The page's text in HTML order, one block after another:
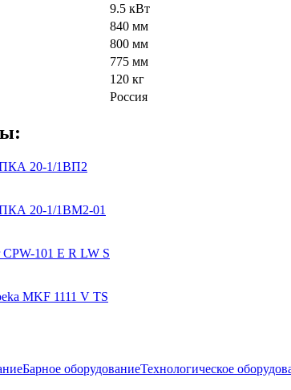
9.5 кВт
840 мм
800 мм
775 мм
120 кг
Россия
ПКА 20-1/1ВП2
ПКА 20-1/1ВМ2-01
101 E R LW S
MKF 1111 V TS
Барное оборудованиеТехнологическое